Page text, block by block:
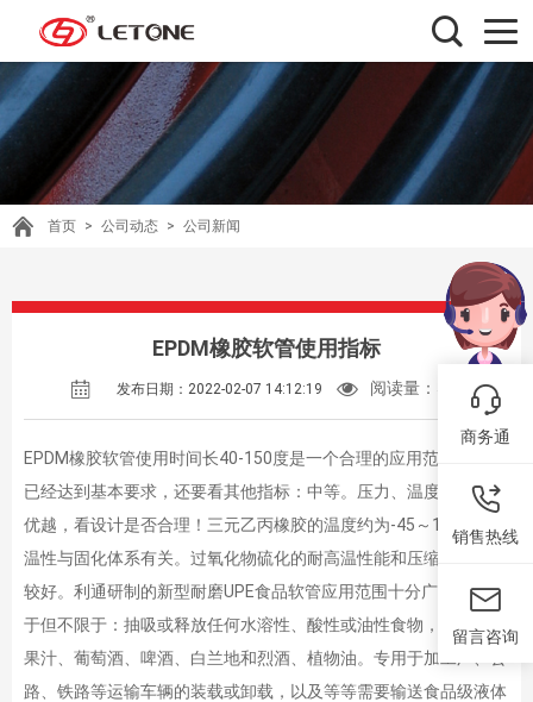
首页 > 公司动态 > 公司新闻
EPDM橡胶软管使用指标
发布日期：2022-02-07 14:12:19 阅读量：
EPDM橡胶软管使用时间长40-150度是一个合理的应用范围，温度
已经达到基本要求，还要看其他指标：中等。压力、温度综合指标
优越，看设计是否合理！三元乙丙橡胶的温度约为-45～150℃。耐
温性与固化体系有关。过氧化物硫化的耐高温性能和压缩变形性能
较好。利通研制的新型耐磨UPE食品软管应用范围十分广泛，适用
于但不限于：抽吸或释放任何水溶性、酸性或油性食物，如牛奶、
果汁、葡萄酒、啤酒、白兰地和烈酒、植物油。专用于加工厂、公
路、铁路等运输车辆的装载或卸载，以及等等需要输送食品级液体
商务通
销售热线
留言咨询